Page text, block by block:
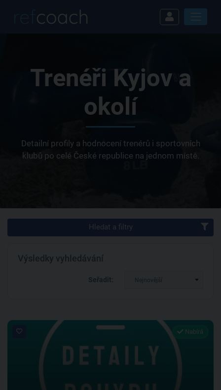
Trenéři Kyjov a
okolí
Detailní profily a hodnocení trenérů i sportovních
klubů po celé České republice na jednom místě.
Hledat a filtry
Výsledky vyhledávání
Seřadit: Nejnovější
Nabírá